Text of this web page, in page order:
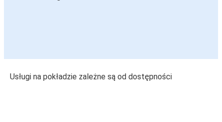
Usługi na pokładzie zależne są od dostępności